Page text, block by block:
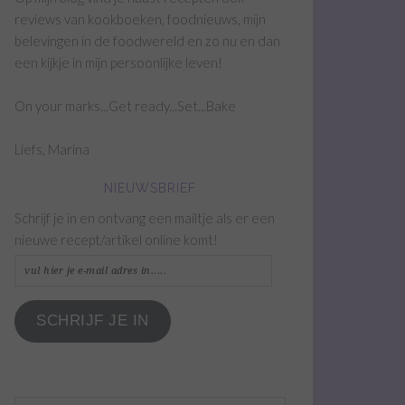
reviews van kookboeken, foodnieuws, mijn
belevingen in de foodwereld en zo nu en dan
een kijkje in mijn persoonlijke leven!
On your marks...Get ready...Set...Bake
Liefs, Marina
NIEUWSBRIEF
Schrijf je in en ontvang een mailtje als er een
nieuwe recept/artikel online komt!
vul
je
e-
SCHRIJF JE IN